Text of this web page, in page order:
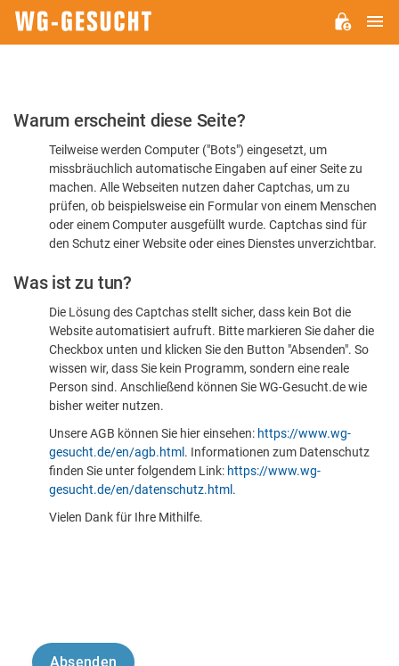
Bitte
dass
sind
Warum erscheint diese Seite?
Teilweise werden Computer ("Bots") eingesetzt, um
missbräuchlich automatische Eingaben auf einer Seite zu
machen. Alle Webseiten nutzen daher Captchas, um zu
prüfen, ob beispielsweise ein Formular von einem Menschen
oder einem Computer ausgefüllt wurde. Captchas sind für
den Schutz einer Website oder eines Dienstes unverzichtbar.
Was ist zu tun?
Die Lösung des Captchas stellt sicher, dass kein Bot die
Website automatisiert aufruft. Bitte markieren Sie daher die
Checkbox unten und klicken Sie den Button "Absenden". So
wissen wir, dass Sie kein Programm, sondern eine reale
Person sind. Anschließend können Sie WG-Gesucht.de wie
bisher weiter nutzen.
Unsere AGB können Sie hier einsehen: https://www.wg-
gesucht.de/en/agb.html . Informationen zum Datenschutz
finden Sie unter folgendem Link: https://www.wg-
gesucht.de/en/datenschutz.html .
Vielen Dank für Ihre Mithilfe.